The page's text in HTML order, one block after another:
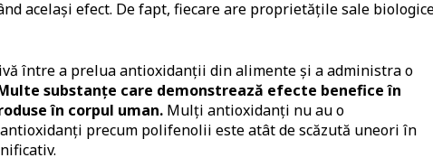
același efect. De fapt, fiecare are proprietățile sale
între a prelua antioxidanții din alimente și a administra o
substanțe care demonstrează efecte benefice în
în corpul uman. Mulți antioxidanți nu au o
precum polifenolii este atât de scăzută uneori în